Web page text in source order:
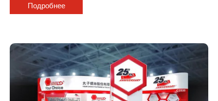
Подробнее